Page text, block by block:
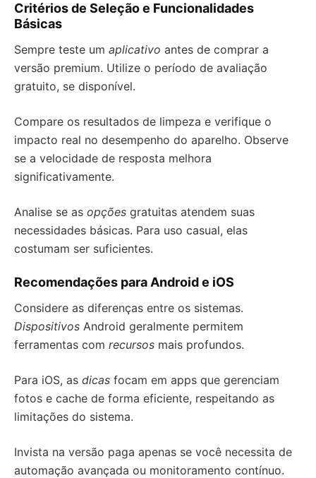
Critérios de Seleção e Funcionalidades
Básicas
Sempre teste um aplicativo antes de comprar a
versão premium. Utilize o período de avaliação
gratuito, se disponível.
Compare os resultados de limpeza e verifique o
impacto real no desempenho do aparelho. Observe
se a velocidade de resposta melhora
significativamente.
Analise se as opções gratuitas atendem suas
necessidades básicas. Para uso casual, elas
costumam ser suficientes.
Recomendações para Android e iOS
Considere as diferenças entre os sistemas.
Dispositivos Android geralmente permitem
ferramentas com recursos mais profundos.
Para iOS, as dicas focam em apps que gerenciam
fotos e cache de forma eficiente, respeitando as
limitações do sistema.
Invista na versão paga apenas se você necessita de
automação avançada ou monitoramento contínuo.